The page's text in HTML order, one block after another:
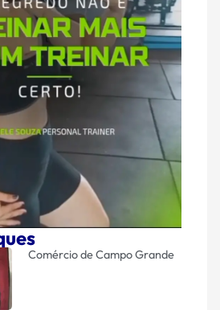
Comércio de Campo Grande